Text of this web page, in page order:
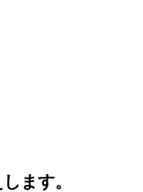
ます。